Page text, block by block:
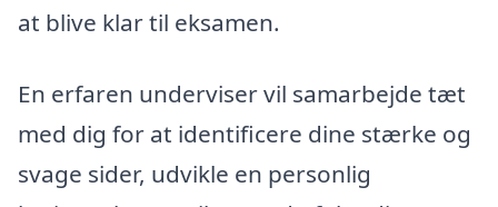
at blive klar til eksamen.
En erfaren underviser vil samarbejde tæt
med dig for at identificere dine stærke og
svage sider, udvikle en personlig